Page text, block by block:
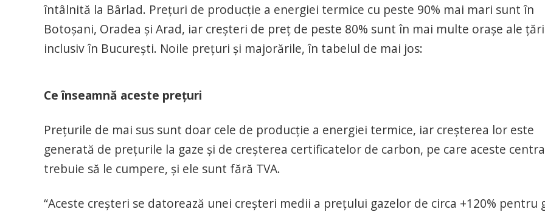
întâlnită la Bârlad. Prețuri de producție a energiei termice cu peste 90% mai mari sunt în
Botoșani, Oradea și Arad, iar creșteri de preț de peste 80% sunt în mai multe orașe ale
inclusiv în București. Noile prețuri și majorările, în tabelul de mai jos:
Ce înseamnă aceste prețuri
Prețurile de mai sus sunt doar cele de producție a energiei termice, iar creșterea lor este
generată de prețurile la gaze și de creșterea certificatelor de carbon, pe care aceste
trebuie să le cumpere, și ele sunt fără TVA.
“Aceste creșteri se datorează unei creșteri medii a prețului gazelor de circa +120% pentru